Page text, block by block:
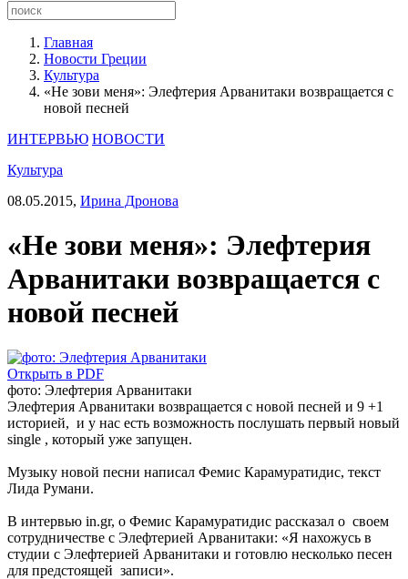
Главная
Новости Греции
Культура
«Не зови меня»: Элефтерия Арванитаки возвращается с
новой песней
ИНТЕРВЬЮ НОВОСТИ
Культура
08.05.2015, Ирина Дронова
«Не зови меня»: Элефтерия
Арванитаки возвращается с
новой песней
Открыть в PDF
фото: Элефтерия Арванитаки
Элефтерия Арванитаки возвращается с новой песней и 9 +1
историей, и у нас есть возможность послушать первый новый
single , который уже запущен.
Музыку новой песни написал Фемис Карамуратидис, текст
Лида Румани.
В интервью in.gr, о Фемис Карамуратидис рассказал о своем
сотрудничестве с Элефтерией Арванитаки: «Я нахожусь в
студии с Элефтерией Арванитаки и готовлю несколько песен
для предстоящей записи».